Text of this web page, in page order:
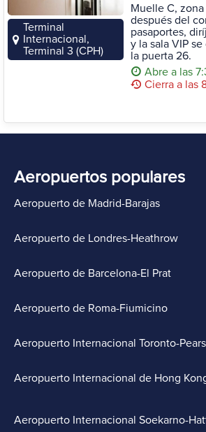
Terminal
Internacional,
Terminal 3 (CPH)
Muelle C,
después del
pasaportes,
y la sala VIP
la puerta 26.
Abre a las
Cierra a las
Aeropuertos populares
Aeropuerto de Madrid-Barajas
Aeropuerto de Londres-Heathrow
Aeropuerto de Barcelona-El Prat
Aeropuerto de Roma-Fiumicino
Aeropuerto Internacional Toronto-
Aeropuerto Internacional de Hong
Aeropuerto Internacional Soekarno-